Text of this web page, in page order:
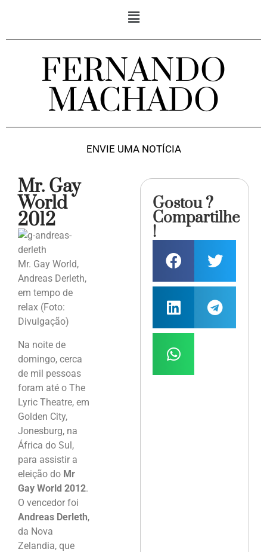
FERNANDO
MACHADO
ENVIE UMA NOTÍCIA
Mr. Gay
World
2012
Mr. Gay World,
Andreas Derleth,
em tempo de
relax (Foto:
Divulgação)
Na noite de
domingo, cerca
de mil pessoas
foram até o The
Lyric Theatre, em
Golden City,
Jonesburg, na
África do Sul,
para assistir a
eleição do Mr
Gay World 2012.
O vencedor foi
Andreas Derleth,
da Nova
Zelandia, que
Gostou ?
Compartilhe
!